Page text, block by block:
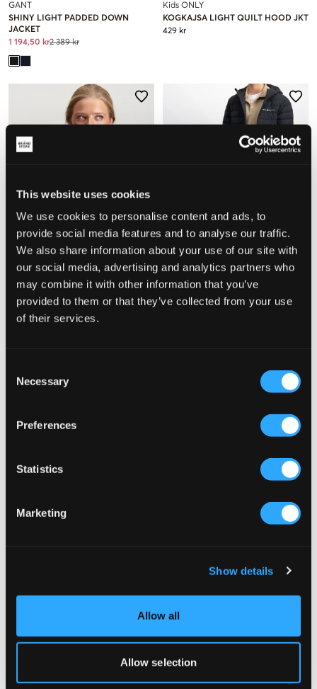
This website uses cookies
We use cookies to personalise content and ads, to
provide social media features and to analyse our traffic.
We also share information about your use of our site with
our social media, advertising and analytics partners who
may combine it with other information that you’ve
provided to them or that they’ve collected from your use
of their services.
Selection
Necessary
Preferences
Statistics
Marketing
Show details
Allow all
Allow selection
GANT
SHINY LIGHT PADDED DOWN
JACKET
1 194,50 kr2 389 kr
Kids ONLY
KOGKAJSA LIGHT QUILT HOOD JKT
429 kr
Peak Performance
1 999 kr
SALG
Sail Racing
LIGHT PADDED ZIP JACKET
JR SPRAY DOWN VEST